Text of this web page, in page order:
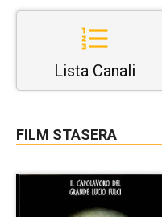
Lista Canali
FILM STASERA